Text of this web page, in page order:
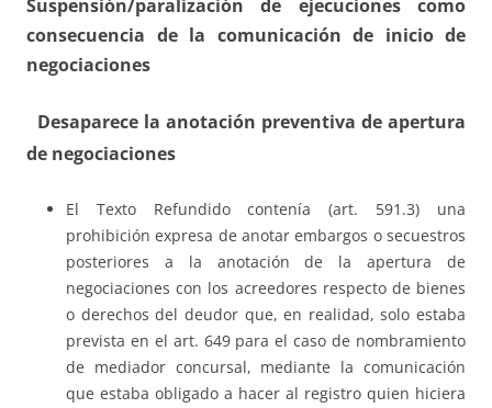
Suspensión/paralización de ejecuciones como
consecuencia de la comunicación de inicio de
negociaciones
Desaparece la anotación preventiva de apertura
de negociaciones
El Texto Refundido contenía (art. 591.3) una
prohibición expresa de anotar embargos o secuestros
posteriores a la anotación de la apertura de
negociaciones con los acreedores respecto de bienes
o derechos del deudor que, en realidad, solo estaba
prevista en el art. 649 para el caso de nombramiento
de mediador concursal, mediante la comunicación
que estaba obligado a hacer al registro quien hiciera